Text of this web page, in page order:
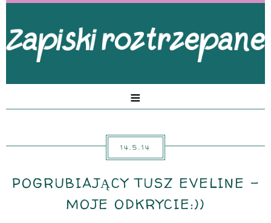
≡
14.5.14
POGRUBIAJĄCY TUSZ EVELINE -
MOJE ODKRYCIE:))